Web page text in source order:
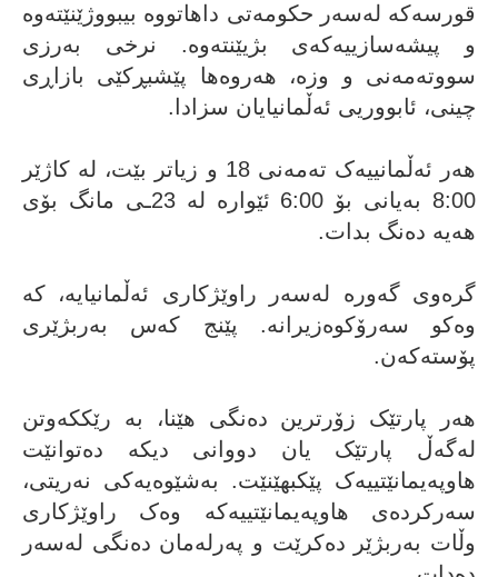
قورسەکە لەسەر حکومەتی داهاتووە بیبووژێنێتەوە
و پیشەسازییەکەی بژیێنتەوە. نرخی بەرزی
سووتەمەنی و وزە، هەروەها پێشبڕکێی بازاڕی
چینی، ئابووریی ئەڵمانیایان سزادا.
هەر ئەڵمانییەک تەمەنی 18 و زیاتر بێت، لە کاژێر
8:00 بەیانی بۆ 6:00 ئێوارە لە 23ـی مانگ بۆی
هەیە دەنگ بدات.
گرەوی گەورە لەسەر راوێژکاری ئەڵمانیایە، کە
وەکو سەرۆکوەزیرانە. پێنج کەس بەربژێری
پۆستەکەن.
هەر پارتێک زۆرترین دەنگی هێنا، بە رێککەوتن
لەگەڵ پارتێک یان دووانی دیکە دەتوانێت
هاوپەیمانێتییەک پێکبهێنێت. بەشێوەیەکی نەریتی،
سەرکردەی هاوپەیمانێتییەکە وەک راوێژکاری
وڵات بەربژێر دەکرێت و پەرلەمان دەنگی لەسەر